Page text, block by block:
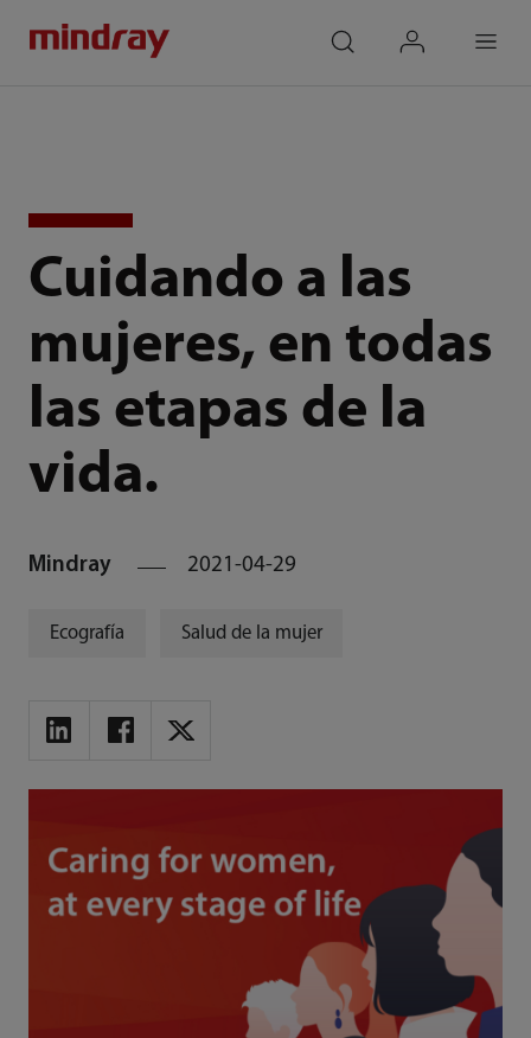
Cuidando a las
mujeres, en todas
las etapas de la
vida.
Mindray 2021-04-29
Ecografía Salud de la mujer